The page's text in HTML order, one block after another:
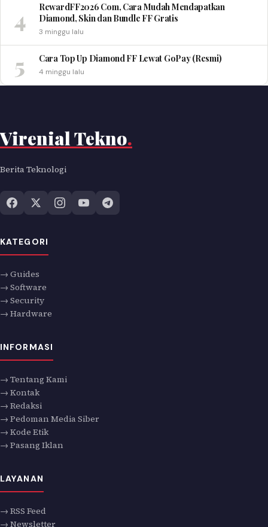
4
RewardFF2026 Com, Cara Mudah Mendapatkan
Diamond, Skin dan Bundle FF Gratis
3 minggu lalu
5 Cara Top Up Diamond FF Lewat GoPay (Resmi)
4 minggu lalu
Virenial Tekno.
Berita Teknologi
KATEGORI
→ Guides
→ Software
→ Security
→ Hardware
INFORMASI
→ Tentang Kami
→ Kontak
→ Redaksi
→ Pedoman Media Siber
→ Kode Etik
→ Pasang Iklan
LAYANAN
→ RSS Feed
→ Newsletter